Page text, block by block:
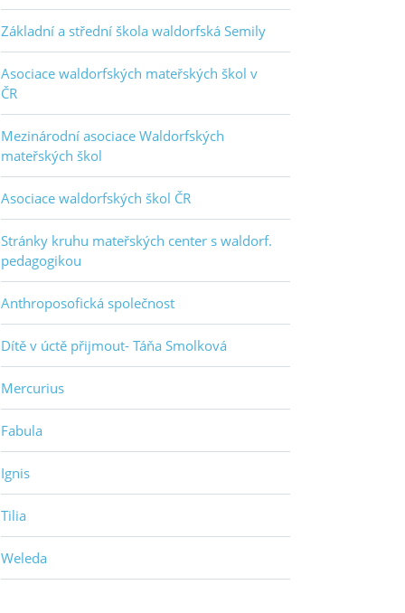
Základní a střední škola waldorfská Semily
Asociace waldorfských mateřských škol v
ČR
Mezinárodní asociace Waldorfských
mateřských škol
Asociace waldorfských škol ČR
Stránky kruhu mateřských center s waldorf.
pedagogikou
Anthroposofická společnost
Dítě v úctě přijmout- Táňa Smolková
Mercurius
Fabula
Ignis
Tilia
Weleda